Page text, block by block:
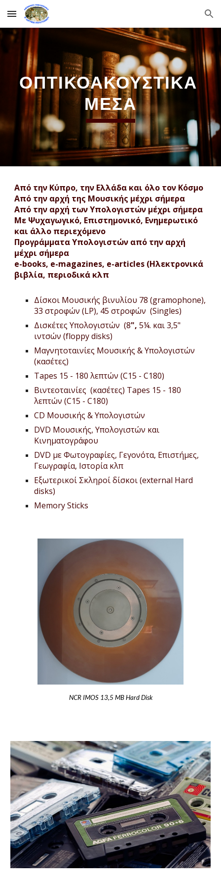
Skip to main content Skip to navigation
ΟΠΤΙΚΟΑΚΟΥΣΤΙΚΑ
ΜΕΣΑ
Από την Κύπρο, την Ελλάδα και όλο τον Κόσμο
Από την αρχή της Μουσικής μέχρι σήμερα
Από την αρχή των Υπολογιστών μέχρι σήμερα
Με Ψυχαγωγικό, Επιστημονικό, Ενημερωτικό
και άλλο περιεχόμενο
Προγράμματα Υπολογιστών από την αρχή
μέχρι σήμερα
e-books, e-magazines, e-articles (Ηλεκτρονικά
βιβλία, περιοδικά κλπ
Δίσκοι Μουσικής βινυλίου 78 (gramophone),
33 στροφών (LP), 45 στροφών  (Singles)
Δισκέτες Υπολογιστών  (8", 5¼. και 3,5"
ιντσών (floppy disks)
Μαγνητοταινίες Μουσικής & Υπολογιστών
(κασέτες)
Tapes 15 - 180 λεπτών (C15 - C180)
Βιντεοταινίες  (κασέτες) Tapes 15 - 180
λεπτών (C15 - C180)
CD Μουσικής & Υπολογιστών
DVD Μουσικής, Υπολογιστών και
Κινηματογράφου
DVD με Φωτογραφίες, Γεγονότα, Επιστήμες,
Γεωγραφία, Ιστορία κλπ
Εξωτερικοί Σκληροί δίσκοι (external Hard
disks)
Memory Sticks
NCR IMOS 13,5 MB Hard Disk